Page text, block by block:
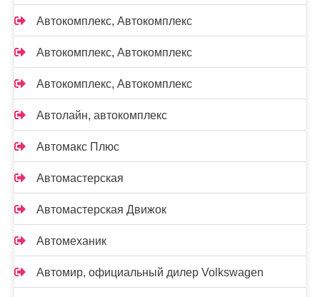
Автокомплекс, Автокомплекс
Автокомплекс, Автокомплекс
Автокомплекс, Автокомплекс
Автолайн, автокомплекс
Автомакс Плюс
Автомастерская
Автомастерская Движок
Автомеханик
Автомир, официальный дилер Volkswagen